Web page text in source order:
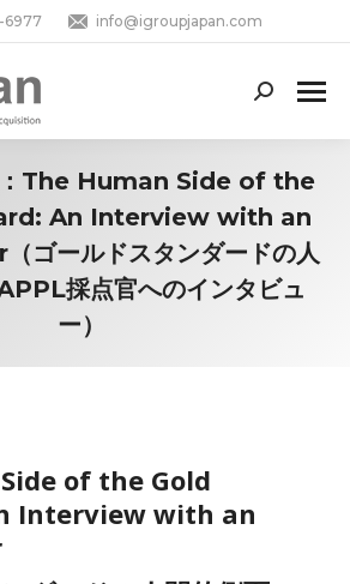
info@igroupjapan.com
Search:
The Human Side of the
An Interview with an
ゴールドスタンダードの人
採点官へのインタビュ
ー）
of the Gold
Interview with an